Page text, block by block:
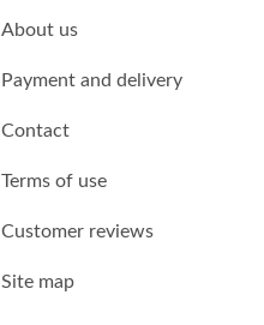
About us
Payment and delivery
Contact
Terms of use
Customer reviews
Site map